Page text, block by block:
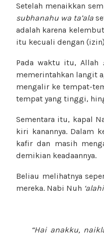
Setelah menaikkan
subhanahu wa ta’ala
adalah karena
itu kecuali dengan
Pada waktu itu, Allah
memerintahkan langit
mengalir ke tempat-
tempat yang tinggi,
Sementara itu, kapal
kiri kanannya. Dalam
kafir dan masih
demikian keadaannya.
Beliau melihatnya
mereka. Nabi Nuh
“Hai anakku,